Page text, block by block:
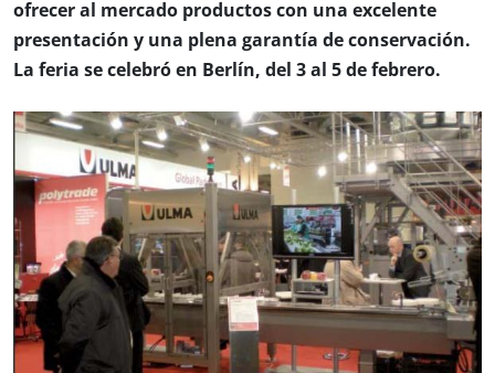
ofrecer al mercado productos con una excelente
presentación y una plena garantía de conservación.
La feria se celebró en Berlín, del 3 al 5 de febrero.